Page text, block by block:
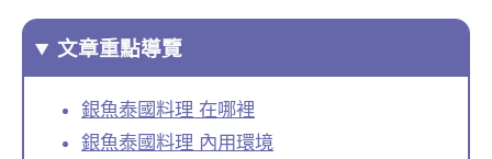
文章重點導覽
銀魚泰國料理 在哪裡
銀魚泰國料理 內用環境